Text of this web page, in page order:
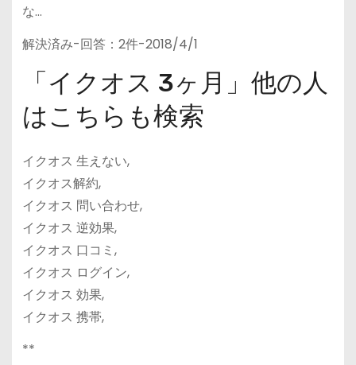
な…
解決済み-回答：2件-2018/4/1
「イクオス 3ヶ月」他の人
はこちらも検索
イクオス 生えない,
イクオス解約,
イクオス 問い合わせ,
イクオス 逆効果,
イクオス 口コミ,
イクオス ログイン,
イクオス 効果,
イクオス 携帯,
**